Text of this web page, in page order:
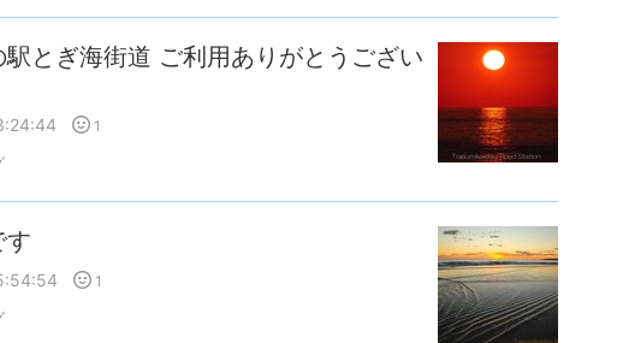
駅とぎ海街道 ご利用ありがとうござい
1
す
1